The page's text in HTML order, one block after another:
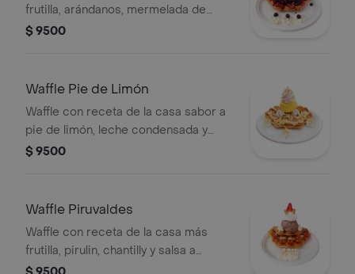
frutilla, arándanos, mermelada de
frutos rojos, y chantilly.
$ 9500
Waffle Pie de Limón
Waffle con receta de la casa sabor a
pie de limón, leche condensada y
chantilly.
$ 9500
Waffle Piruvaldes
Waffle con receta de la casa más
frutilla, pirulin, chantilly y salsa a
elección.